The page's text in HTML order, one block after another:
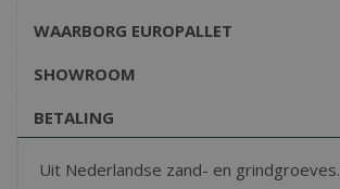
WAARBORG EUROPALLET
SHOWROOM
BETALING
Uit Nederlandse zand- en grindgroeves.